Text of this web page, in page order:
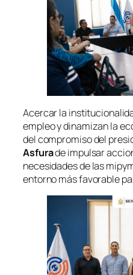
Acercar la
empleo y dinamizan la
del compromiso del
Asfurade impulsar
necesidades de las
entorno más favorable